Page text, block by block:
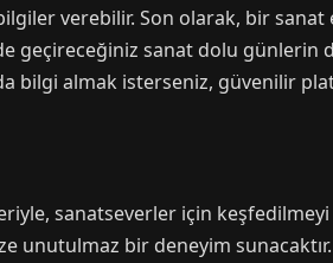
verebilir. Son olarak, bir sanat
geçireceğiniz sanat dolu günlerin
bilgi almak isterseniz, güvenilir
sanatseverler için
unutulmaz bir deneyim